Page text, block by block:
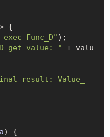
{
Func_D" );
get value: " + valu
result: Value_
) {